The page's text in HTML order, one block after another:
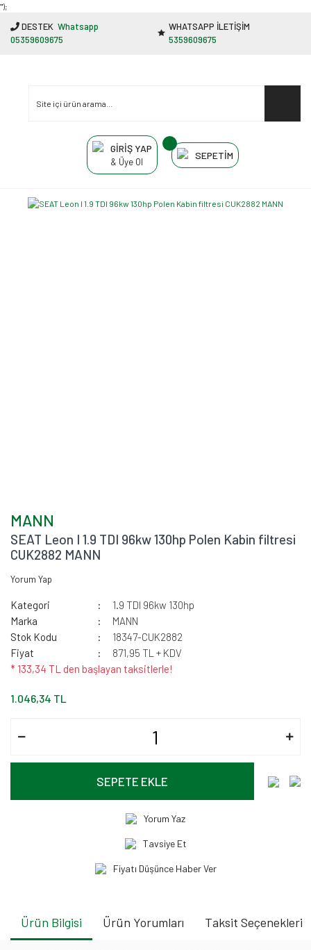
"');
DESTEK Whatsapp
05359609675
WHATSAPP İLETİŞİM
5359609675
GİRİŞ YAP
& Üye Ol
SEPETİM
MANN
SEAT Leon I 1.9 TDI 96kw 130hp Polen Kabin filtresi
CUK2882 MANN
Yorum Yap
Kategori
1.9 TDI 96kw 130hp
Marka
MANN
Stok Kodu
18347-CUK2882
Fiyat
871,95 TL + KDV
* 133,34 TL den başlayan taksitlerle!
1.046,34 TL
SEPETE EKLE
Yorum Yaz
Tavsiye Et
Fiyatı Düşünce Haber Ver
Ürün Bilgisi Ürün Yorumları Taksit Seçenekleri